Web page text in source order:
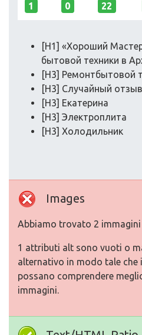
1 0 22
[H1] «Хороший
бытовой техники в
[H3] Ремонтбытовой
[H3] Случайный отзыв
[H3] Екатерина
[H3] Электроплита
[H3] Холодильник
Images
Abbiamo trovato 2 immagini
1 attributi alt sono vuoti o
alternativo in modo tale che
possano comprendere
immagini.